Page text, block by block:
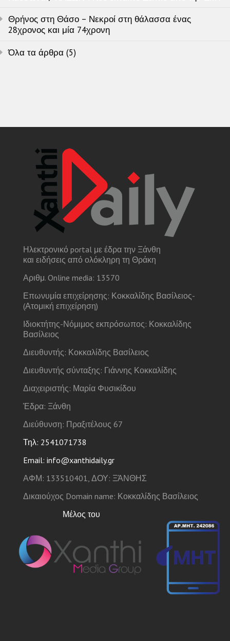
Θρήνος στη Θάσο – Νεκροί στη θάλασσα ένας
28χρονος και μία 74χρονη
Όλα τα άρθρα (5)
Ηλεκτρονικό portal με έδρα την Ξάνθη
και ειδήσεις από ολόκληρη τη Θράκη
Αριθμ. Online media: 13570
Επωνυμία επιχείρησης: Κοκκαλίδης Βασίλειος-
(Ατομική επιχείρηση)
Ιδιοκτήτης-Νόμιμος εκπρόσωπος: Κοκκαλίδης
Βασίλειος
Διευθυντής: Κοκκαλίδης Βασίλειος
Διευθυντής σύνταξης: Γιάννης Κοκκαλίδης
Διαχειριστής: Μαρία Φυσικίδου
Έδρα: Ξάνθη
Διεύθυνση: Πραξιτέλους 67
Τηλ: 2541071738
Email: info@xanthidaily.gr
ΑΦΜ: 133510401, ΔΟΥ: ΞΆΝΘΗΣ
Δικαιούχος Domain name: Κοκκαλίδης Βασίλειος
Μέλος του